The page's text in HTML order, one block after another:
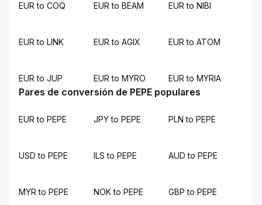
EUR to COQ EUR to BEAM EUR to NIBI
EUR to LINK EUR to AGIX EUR to ATOM
EUR to JUP EUR to MYRO EUR to MYRIA
Pares de conversión de PEPE populares
EUR to PEPE JPY to PEPE PLN to PEPE
USD to PEPE ILS to PEPE AUD to PEPE
MYR to PEPE NOK to PEPE GBP to PEPE